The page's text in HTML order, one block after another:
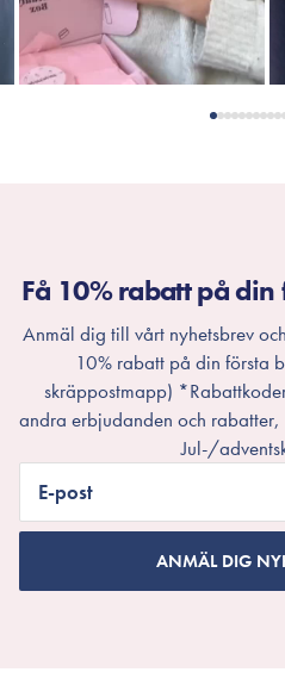
Få 10% rabatt på
Anmäl dig till vårt nyhetsbrev
10% rabatt på din första
skräppostmapp)
andra erbjudanden och rabatter,
Jul-/
E-post
ANMÄL DIG